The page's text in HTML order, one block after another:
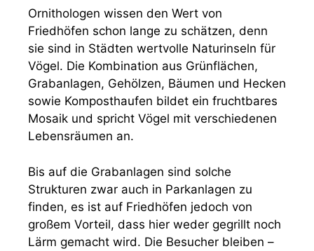
Ornithologen wissen den Wert von
Friedhöfen schon lange zu schätzen, denn
sie sind in Städten wertvolle Naturinseln für
Vögel. Die Kombination aus Grünflächen,
Grabanlagen, Gehölzen, Bäumen und Hecken
sowie Komposthaufen bildet ein fruchtbares
Mosaik und spricht Vögel mit verschiedenen
Lebensräumen an.
Bis auf die Grabanlagen sind solche
Strukturen zwar auch in Parkanlagen zu
finden, es ist auf Friedhöfen jedoch von
großem Vorteil, dass hier weder gegrillt noch
Lärm gemacht wird. Die Besucher bleiben –